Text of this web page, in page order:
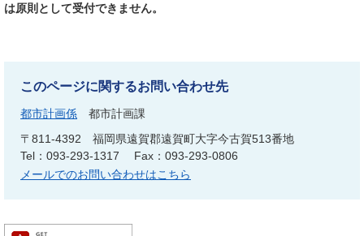
は原則として受付できません。
このページに関するお問い合わせ先
都市計画係
都市計画課
〒811-4392
福岡県遠賀郡遠賀町大字今古賀513番地
Tel：093-293-1317
Fax：093-293-0806
メールでのお問い合わせはこちら